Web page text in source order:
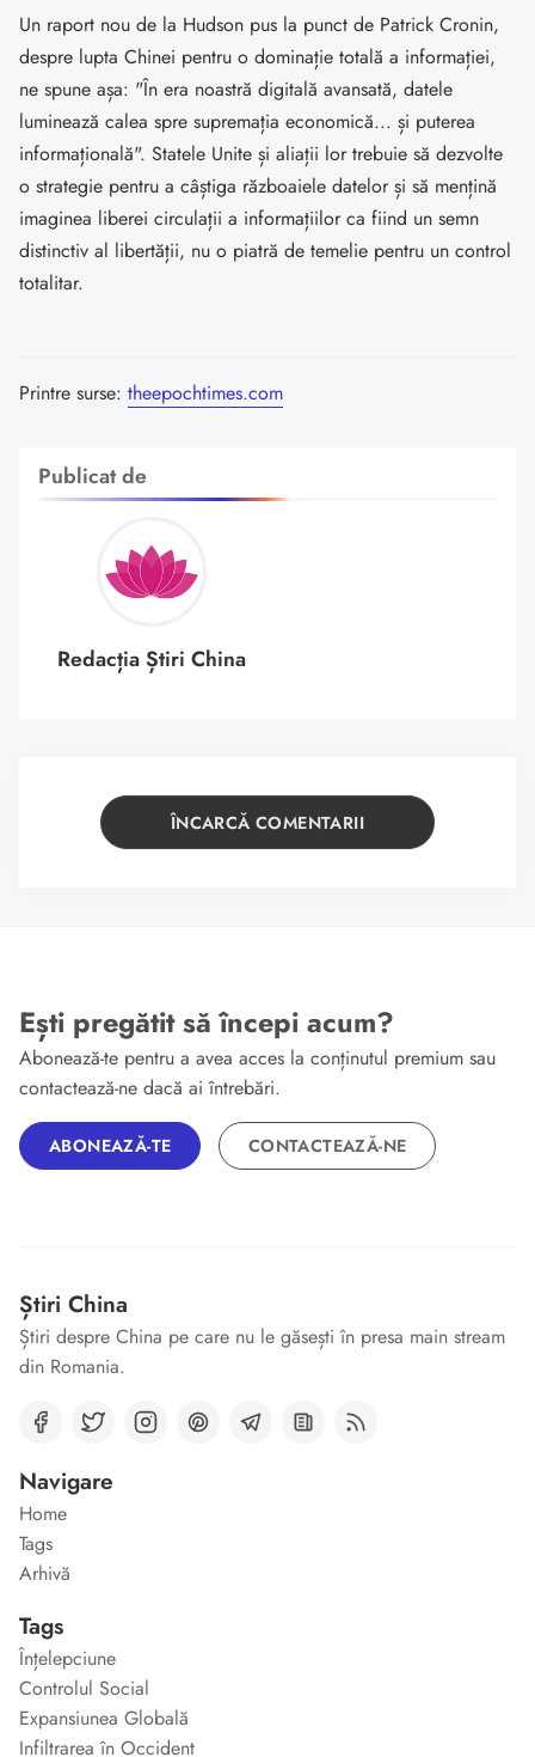
Un raport nou de la Hudson pus la punct de Patrick Cronin,
despre lupta Chinei pentru o dominație totală a informației,
ne spune așa: "În era noastră digitală avansată, datele
luminează calea spre supremația economică... și puterea
informațională". Statele Unite și aliații lor trebuie să dezvolte
o strategie pentru a câștiga războaiele datelor și să mențină
imaginea liberei circulații a informațiilor ca fiind un semn
distinctiv al libertății, nu o piatră de temelie pentru un control
totalitar.
Printre surse: theepochtimes.com
Publicat de
Redacția Știri China
ÎNCARCĂ COMENTARII
Ești pregătit să începi acum?
Abonează-te pentru a avea acces la conținutul premium sau
contactează-ne dacă ai întrebări.
ABONEAZĂ-TE CONTACTEAZĂ-NE
Știri China
Știri despre China pe care nu le găsești în presa main stream
din Romania.
Navigare
Home
Tags
Arhivă
Tags
Înțelepciune
Controlul Social
Expansiunea Globală
Infiltrarea în Occident